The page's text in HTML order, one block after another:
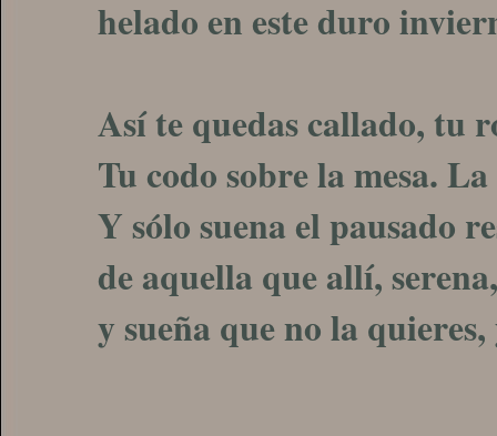
helado en este duro
Así te quedas callado, tu
Tu codo sobre la mesa.
Y sólo suena el pausado
de aquella que allí,
y sueña que no la